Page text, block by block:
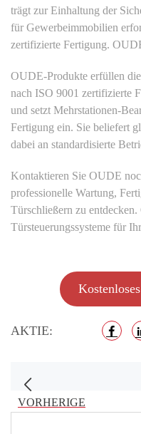
trägt zur Einhaltung der
für Gewerbeimmobilien
zertifizierte Fertigung.
OUDE-Produkte erfüllen
nach ISO 9001 zertifizierte
und setzt Mehrstationen-
Fertigung ein. Sie beliefert
dabei an standardisierte
Kontaktieren Sie OUDE
professionelle Wartung,
Türschließern zu
Türsteuerungssysteme für
AKTIE:
VORHERIGE